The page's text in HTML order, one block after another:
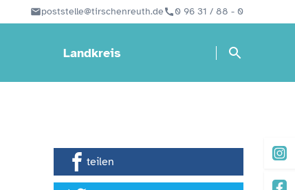
poststelle@tirschenreuth.de 0 96 31 / 88 - 0
Landkreis
teilen